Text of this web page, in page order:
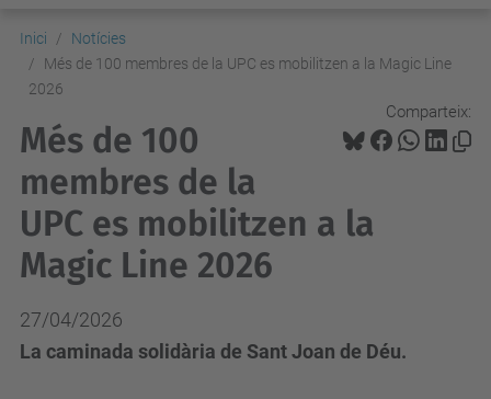
Inici
Notícies
Més de 100 membres de la UPC es mobilitzen a la Magic Line
2026
Comparteix:
Més de 100
membres de la
UPC es mobilitzen a la
Magic Line 2026
27/04/2026
La caminada solidària de Sant Joan de Déu.